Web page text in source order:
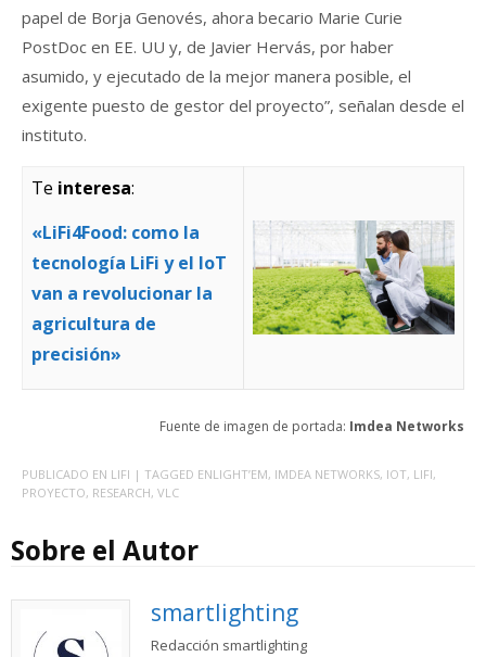
papel de Borja Genovés, ahora becario Marie Curie
PostDoc en EE. UU y, de Javier Hervás, por haber
asumido, y ejecutado de la mejor manera posible, el
exigente puesto de gestor del proyecto”, señalan desde el
instituto.
Te interesa:
«LiFi4Food: como la
tecnología LiFi y el IoT
van a revolucionar la
agricultura de
precisión»
Fuente de imagen de portada: Imdea Networks
PUBLICADO EN LIFI | TAGGED ENLIGHT’EM, IMDEA NETWORKS, IOT, LIFI,
PROYECTO, RESEARCH, VLC
Sobre el Autor
smartlighting
Redacción smartlighting